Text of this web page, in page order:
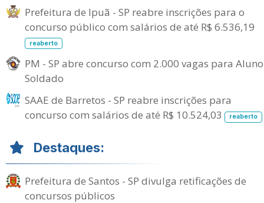
Prefeitura de Ipuã - SP reabre inscrições para o
concurso público com salários de até R$ 6.536,19
reaberto
PM - SP abre concurso com 2.000 vagas para
Soldado
SAAE de Barretos - SP reabre inscrições para
concurso com salários de até R$ 10.524,03
reaberto
Destaques:
Prefeitura de Santos - SP divulga retificações de
concursos públicos